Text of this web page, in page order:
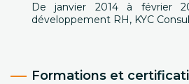
De janvier 2014 à février
développement RH, KYC
Formations et